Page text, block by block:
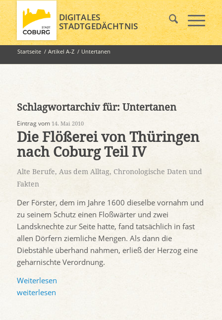
DIGITALES
STADTGEDÄCHTNIS
Startseite / Artikel A-Z / Untertanen
Schlagwortarchiv für: Untertanen
Eintrag vom 14. Mai 2010
Die Flößerei von Thüringen
nach Coburg Teil IV
Alte Berufe, Aus dem Alltag, Chronologische Daten und
Fakten
Der Förster, dem im Jahre 1600 dieselbe vornahm und
zu seinem Schutz einen Floßwärter und zwei
Landsknechte zur Seite hatte, fand tatsächlich in fast
allen Dörfern ziemliche Mengen. Als dann die
Diebstähle überhand nahmen, erließ der Herzog eine
geharnischte Verordnung.
Weiterlesen
weiterlesen